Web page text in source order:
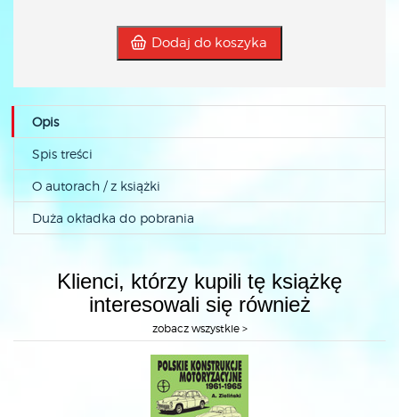
Dodaj do koszyka
Opis
Spis treści
O autorach / z książki
Duża okładka do pobrania
Klienci, którzy kupili tę książkę
interesowali się również
zobacz wszystkie >